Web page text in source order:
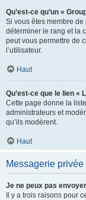
Qu’est-ce qu’un «
Si vous êtes membre
déterminer le rang et la
peut vous permettre de
l’utilisateur.
Haut
Qu’est-ce que le lien «
Cette page donne la
administrateurs et
qu’ils modèrent.
Haut
Messagerie privée
Je ne peux pas
Il y a trois raisons pour